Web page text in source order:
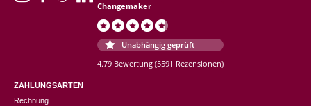
Changemaker
Unabhängig geprüft
4.79 Bewertung (5591 Rezensionen)
ZAHLUNGSARTEN
Rechnung